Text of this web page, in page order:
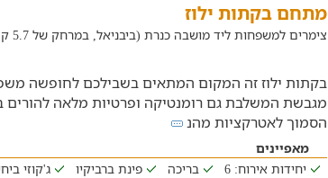
מתחם בקתות ילוז
צימרים למשפחות ליד מושבה כנרת (ביבניאל, במרחק של 5.7 ק"מ)
בקתות ילוז זה המקום המתאים בשבילכם לחופשה
מגבשת המשלבת גם רומנטיקה ופרטיות מלאה להורים
הסמוך לאטרקציות מהנ
מאפיינים
יחידות אירוח: 6
בריכה פינת ברביקיו ג'קוזי